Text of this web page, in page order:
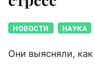
НОВОСТИ НАУКА
Они выясняли,